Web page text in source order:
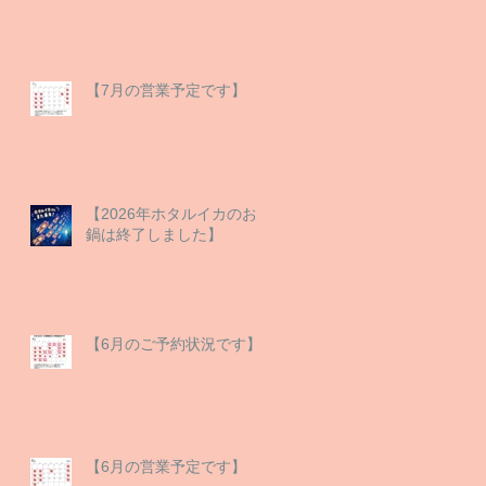
【7月の営業予定です】
【2026年ホタルイカのお
鍋は終了しました】
【6月のご予約状況です】
【6月の営業予定です】